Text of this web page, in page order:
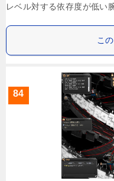
レベル対する依存度が低い
こ
84